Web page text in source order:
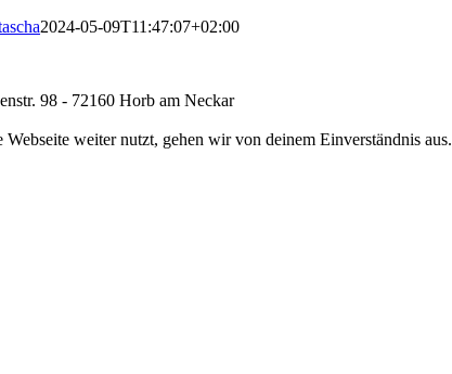
2024-05-09T11:47:07+02:00
98 - 72160 Horb am Neckar
weiter nutzt, gehen wir von deinem Einverständnis aus.